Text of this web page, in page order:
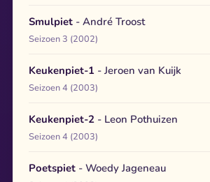
Smulpiet - André Troost
Seizoen 3 (2002)
Keukenpiet-1 - Jeroen van Kuijk
Seizoen 4 (2003)
Keukenpiet-2 - Leon Pothuizen
Seizoen 4 (2003)
Poetspiet - Woedy Jageneau